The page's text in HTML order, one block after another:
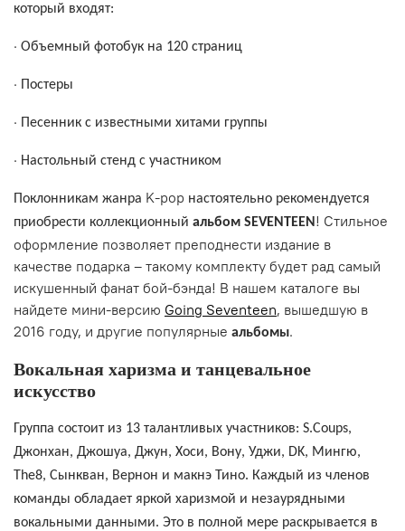
который входят:
· Объемный фотобук на 120 страниц
· Постеры
· Песенник с известными хитами группы
· Настольный стенд с участником
Поклонникам жанра K-pop настоятельно рекомендуется
приобрести коллекционный альбом SEVENTEEN ! Стильное
оформление позволяет преподнести издание в
качестве подарка – такому комплекту будет рад самый
искушенный фанат бой-бэнда! В нашем каталоге вы
найдете мини-версию Going Seventeen, вышедшую в
2016 году, и другие популярные альбомы.
Вокальная харизма и танцевальное
искусство
Группа состоит из 13 талантливых участников: S.Coups,
Джонхан, Джошуа, Джун, Хоси, Вону, Уджи, DK, Мингю,
The8, Сынкван, Вернон и макнэ Тино. Каждый из членов
команды обладает яркой харизмой и незаурядными
вокальными данными. Это в полной мере раскрывается в